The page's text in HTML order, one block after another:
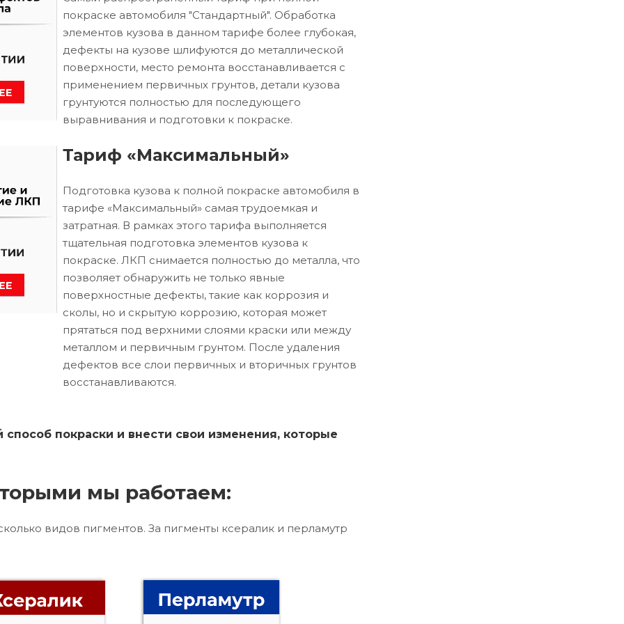
покраске автомобиля "Стандартный". Обработка
элементов кузова в данном тарифе более глубокая,
дефекты на кузове шлифуются до металлической
поверхности, место ремонта восстанавливается с
применением первичных грунтов, детали кузова
грунтуются полностью для последующего
выравнивания и подготовки к покраске.
Тариф «Максимальный»
Подготовка кузова к полной покраске автомобиля в
тарифе «Максимальный» самая трудоемкая и
затратная. В рамках этого тарифа выполняется
тщательная подготовка элементов кузова к
покраске. ЛКП снимается полностью до металла, что
позволяет обнаружить не только явные
поверхностные дефекты, такие как коррозия и
сколы, но и скрытую коррозию, которая может
прятаться под верхними слоями краски или между
металлом и первичным грунтом. После удаления
дефектов все слои первичных и вторичных грунтов
восстанавливаются.
покраски и внести свои изменения, которые
мы работаем:
видов пигментов. За пигменты ксералик и перламутр